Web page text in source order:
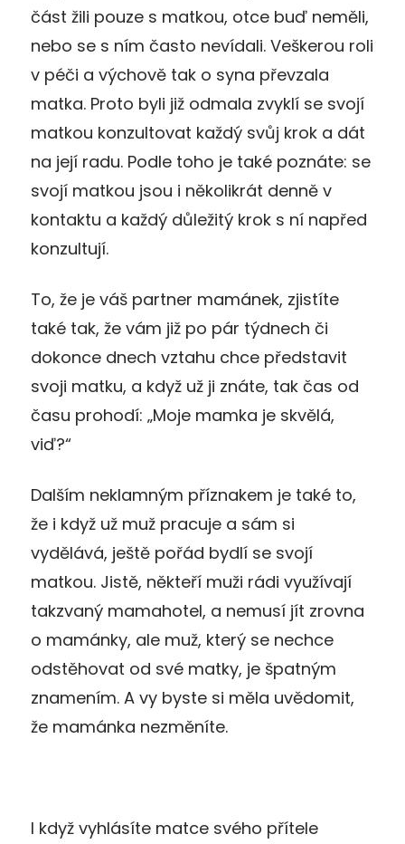
část žili pouze s matkou, otce buď neměli,
nebo se s ním často nevídali. Veškerou roli
v péči a výchově tak o syna převzala
matka. Proto byli již odmala zvyklí se svojí
matkou konzultovat každý svůj krok a dát
na její radu. Podle toho je také poznáte: se
svojí matkou jsou i několikrát denně v
kontaktu a každý důležitý krok s ní napřed
konzultují.
To, že je váš partner mamánek, zjistíte
také tak, že vám již po pár týdnech či
dokonce dnech vztahu chce představit
svoji matku, a když už ji znáte, tak čas od
času prohodí: „Moje mamka je skvělá,
viď?“
Dalším neklamným příznakem je také to,
že i když už muž pracuje a sám si
vydělává, ještě pořád bydlí se svojí
matkou. Jistě, někteří muži rádi využívají
takzvaný mamahotel, a nemusí jít zrovna
o mamánky, ale muž, který se nechce
odstěhovat od své matky, je špatným
znamením. A vy byste si měla uvědomit,
že mamánka nezměníte.
I když vyhlásíte matce svého přítele